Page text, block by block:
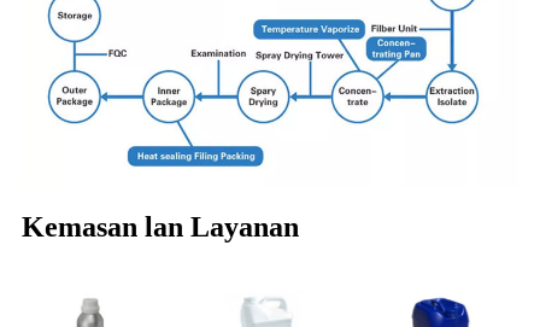
Kemasan lan Layanan